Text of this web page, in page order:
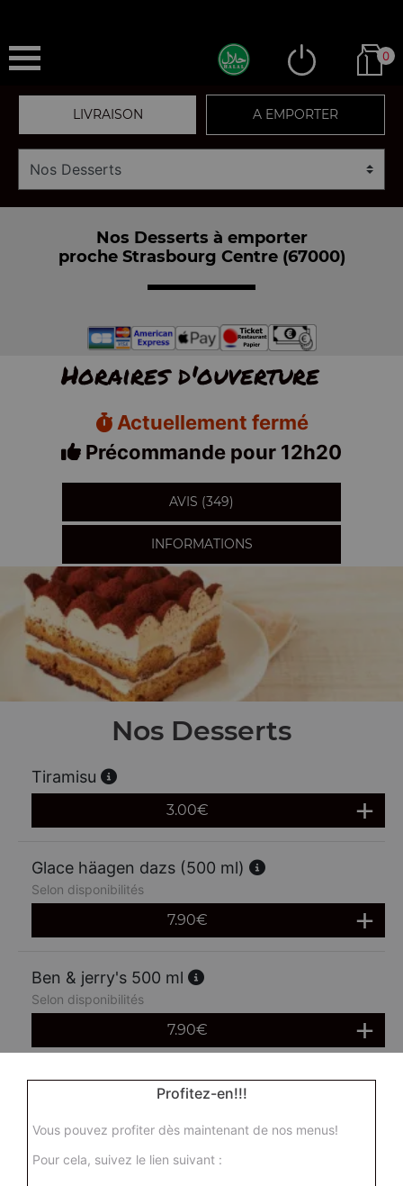
0
LIVRAISON A EMPORTER
Nos Desserts à emporter
proche Strasbourg Centre (67000)
Horaires d'ouverture
Actuellement fermé
Précommande pour 12h20
AVIS (349)
INFORMATIONS
Nos Desserts
Tiramisu
3.00€
Glace häagen dazs (500 ml)
Selon disponibilités
7.90€
Ben & jerry's 500 ml
Selon disponibilités
7.90€
Profitez-en!!!
Vous pouvez profiter dès maintenant de nos menus!
Pour cela, suivez le lien suivant :